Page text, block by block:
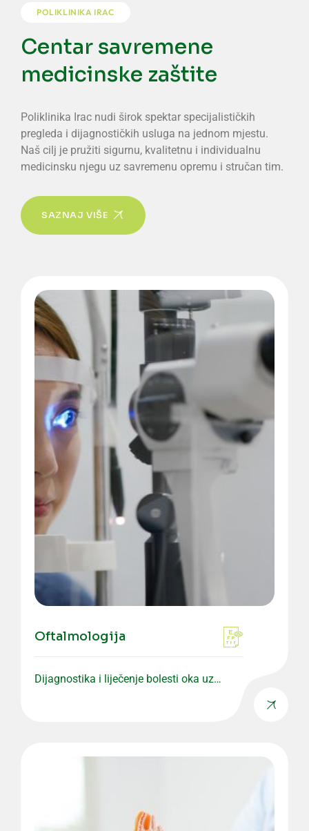
POLIKLINIKA IRAC
Centar savremene
medicinske zaštite
Poliklinika Irac nudi širok spektar specijalističkih
pregleda i dijagnostičkih usluga na jednom mjestu.
Naš cilj je pružiti sigurnu, kvalitetnu i individualnu
medicinsku njegu uz savremenu opremu i stručan tim.
SAZNAJ VIŠE
Oftalmologija
Dijagnostika i liječenje bolesti oka uz